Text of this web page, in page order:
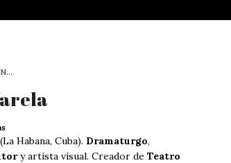
(La Habana, Cuba). Dramaturgo,
y artista visual. Creador de Teatro